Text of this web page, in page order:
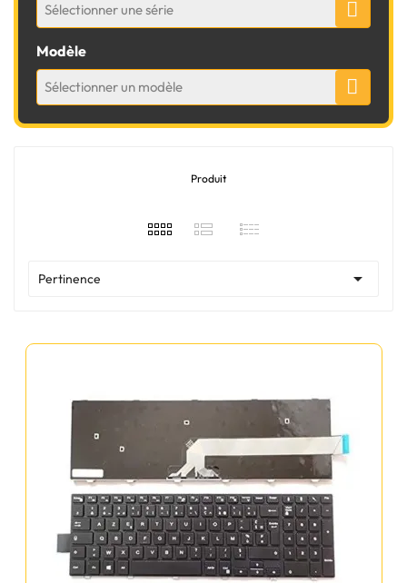
Sélectionner une série
Modèle
Sélectionner un modèle
Produit
Pertinence 